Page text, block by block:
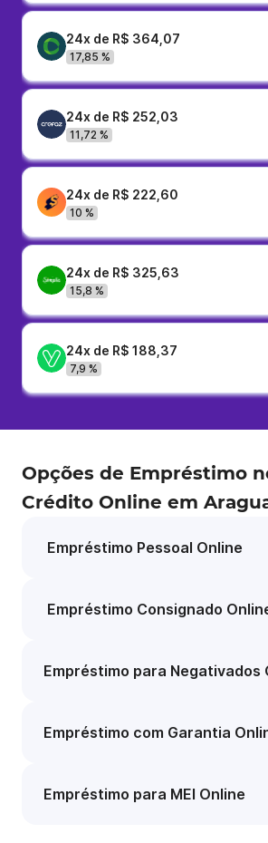
24x de R$ 364,07
17,85 %
24x de R$ 252,03
11,72 %
24x de R$ 222,60
10 %
24x de R$ 325,63
15,8 %
24x de R$ 188,37
7,9 %
Opções de Empréstimo
Crédito Online em
Empréstimo Pessoal Online
Empréstimo Consignado
Empréstimo para Negativados
Empréstimo com Garantia
Empréstimo para MEI Online